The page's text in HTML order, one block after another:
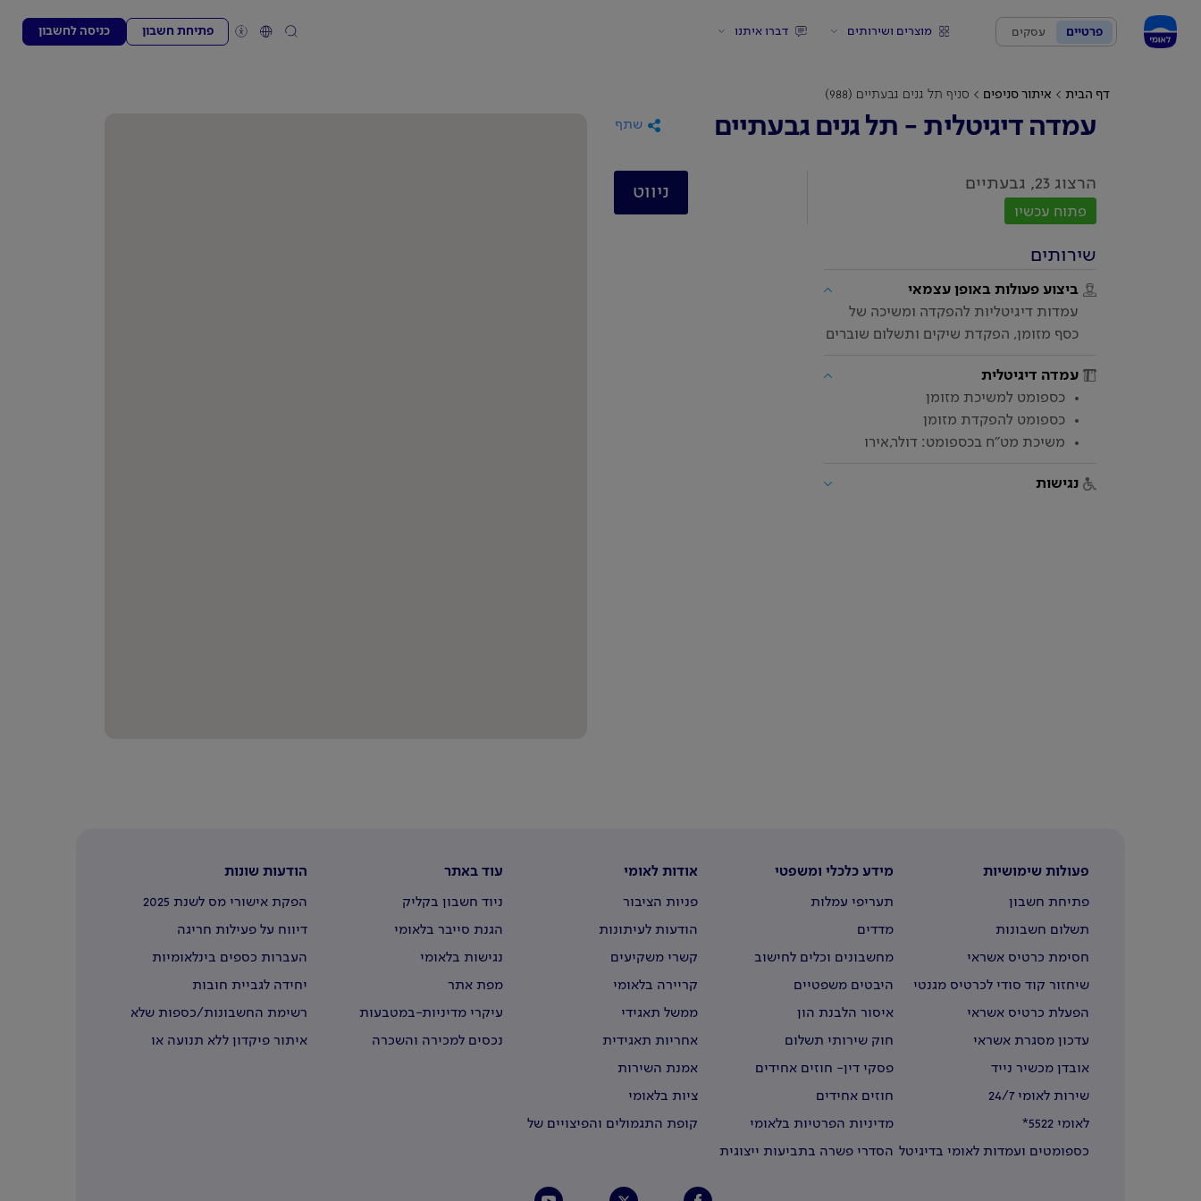
פרטיים עסקים מוצרים ושירותים דברו איתנו פתיחת חשבון כניסה לחשבון
דף הבית איתור סניפים סניף תל גנים גבעתיים (988)
עמדה דיגיטלית - תל גנים גבעתיים שתף
הרצוג 23, גבעתיים
פתוח עכשיו
ניווט
שירותים
ביצוע פעולות באופן עצמאי
עמדות דיגיטליות להפקדה ומשיכה של
כסף מזומן, הפקדת שיקים ותשלום שוברים
עמדה דיגיטלית
כספומט למשיכת מזומן
כספומט להפקדת מזומן
משיכת מט"ח בכספומט: דולר,אירו
נגישות
פעולות שימושיות
פתיחת חשבון
תשלום חשבונות
חסימת כרטיס אשראי
שיחזור קוד סודי לכרטיס מגנטי
הפעלת כרטיס אשראי
עדכון מסגרת אשראי
אובדן מכשיר נייד
שירות לאומי 24/7
לאומי 5522*
כספומטים ועמדות לאומי בדיגיטל
מידע כלכלי ומשפטי
תעריפי עמלות
מדדים
מחשבונים וכלים לחישוב
היבטים משפטיים
איסור הלבנת הון
חוק שירותי תשלום
פסקי דין- חוזים אחידים
חוזים אחידים
מדיניות הפרטיות בלאומי
הסדרי פשרה בתביעות ייצוגית
אודות לאומי
פניות הציבור
הודעות לעיתונות
קשרי משקיעים
קריירה בלאומי
ממשל תאגידי
אחריות תאגידית
אמנת השירות
ציות בלאומי
קופת התגמולים והפיצויים של
עוד באתר
ניוד חשבון בקליק
הגנת סייבר בלאומי
נגישות בלאומי
מפת אתר
עיקרי מדיניות-במטבעות
נכסים למכירה והשכרה
הודעות שונות
הפקת אישורי מס לשנת 2025
דיווח על פעילות חריגה
העברות כספים בינלאומיות
יחידה לגביית חובות
רשימת החשבונות/כספות שלא
איתור פיקדון ללא תנועה או